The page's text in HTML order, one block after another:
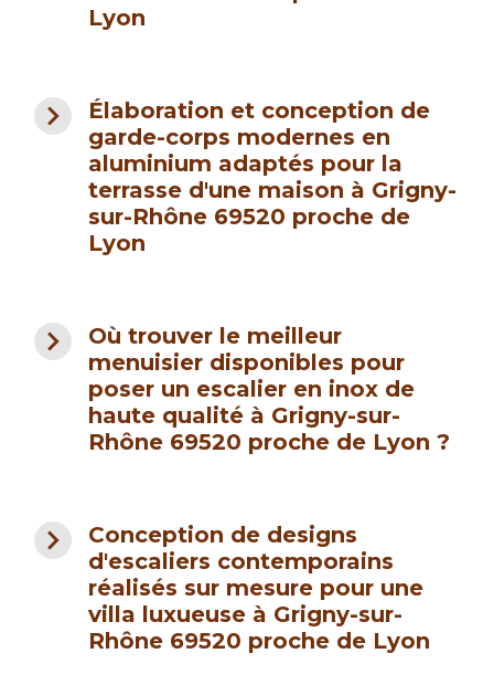
Lyon
navigate_next
Élaboration et conception de
garde-corps modernes en
aluminium adaptés pour la
terrasse d'une maison à Grigny-
sur-Rhône 69520 proche de
Lyon
navigate_next
Où trouver le meilleur
menuisier disponibles pour
poser un escalier en inox de
haute qualité à Grigny-sur-
Rhône 69520 proche de Lyon ?
navigate_next
Conception de designs
d'escaliers contemporains
réalisés sur mesure pour une
villa luxueuse à Grigny-sur-
Rhône 69520 proche de Lyon